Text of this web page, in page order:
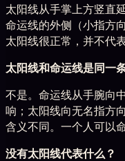
太阳线从手掌上方竖直
命运线的外侧（小指方
太阳线很正常，并不代表
太阳线和命运线是同一
不是。命运线从手腕向
响；太阳线向无名指方
含义不同。一个人可以
没有太阳线代表什么？